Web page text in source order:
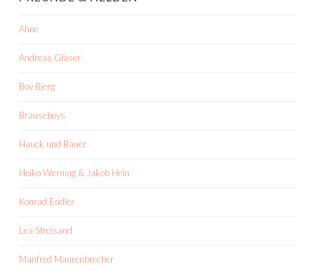
Ahne
Andreas Gläser
Bov Bjerg
Brauseboys
Hauck und Bauer
Heiko Werning & Jakob Hein
Konrad Endler
Lea Streisand
Manfred Maurenbrecher